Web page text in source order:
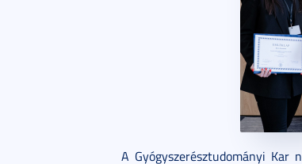
A Gyógyszerésztudományi Kar